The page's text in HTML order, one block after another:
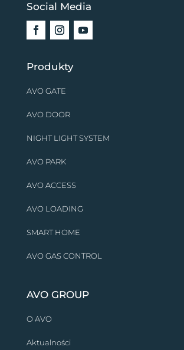
Social Media
Produkty
AVO GATE
AVO DOOR
NIGHT LIGHT SYSTEM
AVO PARK
AVO ACCESS
AVO LOADING
SMART HOME
AVO GAS CONTROL
AVO GROUP
O AVO
Aktualności